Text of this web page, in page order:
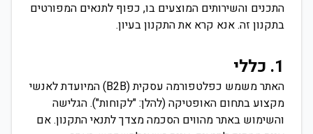
התכנים והשירותים המוצעים בו, כפוף לתנאים המפורטים
בתקנון זה. אנא קרא את התקנון בעיון.
1. כללי
האתר משמש כפלטפורמה עסקית (B2B) המיועדת לאנשי
מקצוע בתחום האופטיקה (להלן: "לקוחות"). הגלישה
והשימוש באתר מהווים הסכמה מצדך לתנאי התקנון. אם